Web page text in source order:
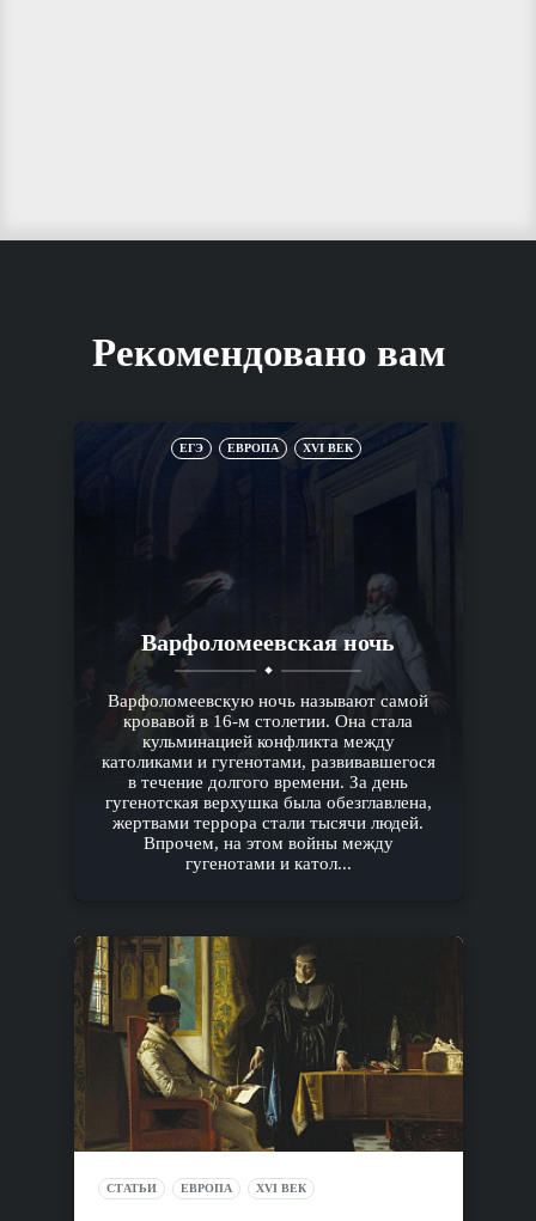
Рекомендовано вам
ЕГЭ ЕВРОПА XVI ВЕК
Варфоломеевская ночь
Варфоломеевскую ночь называют самой
кровавой в 16-м столетии. Она стала
кульминацией конфликта между
католиками и гугенотами, развивавшегося
в течение долгого времени. За день
гугенотская верхушка была обезглавлена,
жертвами террора стали тысячи людей.
Впрочем, на этом войны между
гугенотами и катол...
СТАТЬИ ЕВРОПА XVI ВЕК